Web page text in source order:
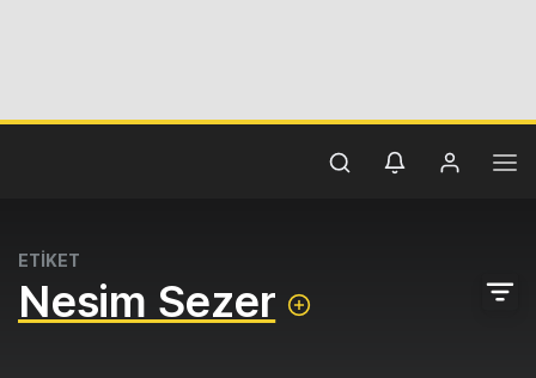
ETİKET
Nesim Sezer